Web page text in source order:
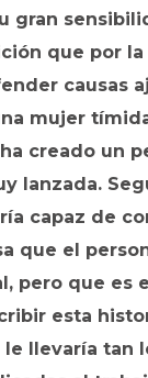
gran
que por la
causas
mujer
creado un
lanzada.
capaz de
que el
pero que es
esta
llevaría tan